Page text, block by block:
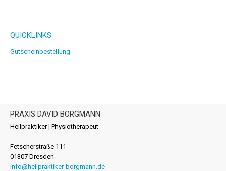
QUICKLINKS
Gutscheinbestellung
PRAXIS DAVID BORGMANN
Heilpraktiker | Physiotherapeut
Fetscherstraße 111
01307 Dresden
info@heilpraktiker-borgmann.de